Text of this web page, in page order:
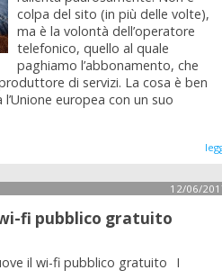
colpa del sito (in più delle volte),
ma è la volontà dell’operatore
telefonico, quello al quale
paghiamo l’abbonamento, che
di servizi. La cosa è ben
europea con un suo
12/06/
fi pubblico gratuito
I